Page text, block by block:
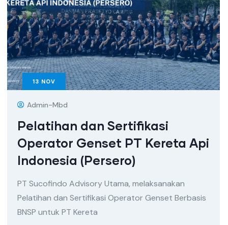
13 NOV
Admin-Mbd
Pelatihan dan Sertifikasi
Operator Genset PT Kereta Api
Indonesia (Persero)
PT Sucofindo Advisory Utama, melaksanakan
Pelatihan dan Sertifikasi Operator Genset Berbasis
BNSP untuk PT Kereta